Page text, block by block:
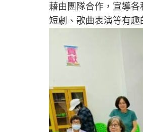
藉由團隊合作，宣導
短劇、歌曲表演等有趣